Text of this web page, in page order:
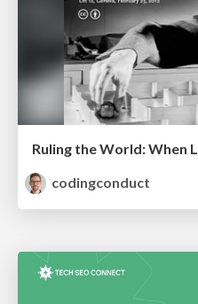
Ruling the World: When
codingconduct